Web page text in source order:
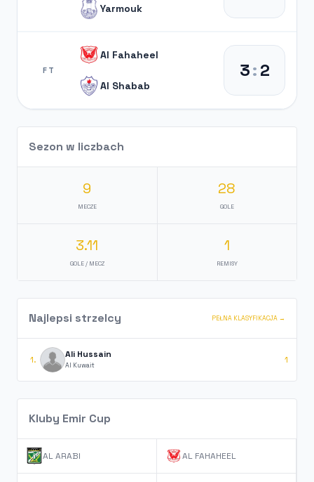
Yarmouk
FT
Al Fahaheel
Al Shabab
3:2
Sezon w liczbach
9
MECZE
28
GOLE
3.11
GOLE / MECZ
1
REMISY
Najlepsi strzelcy PEŁNA KLASYFIKACJA →
1. Ali Hussain
Al Kuwait 1
Kluby Emir Cup
AL ARABI AL FAHAHEEL